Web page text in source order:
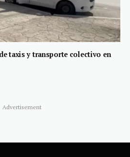
taxis y transporte colectivo en
Advertisement